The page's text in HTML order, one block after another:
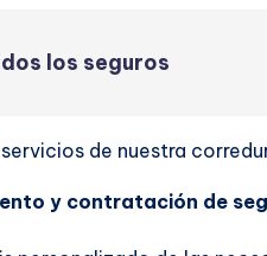
los seguros
de nuestra
y contratación de